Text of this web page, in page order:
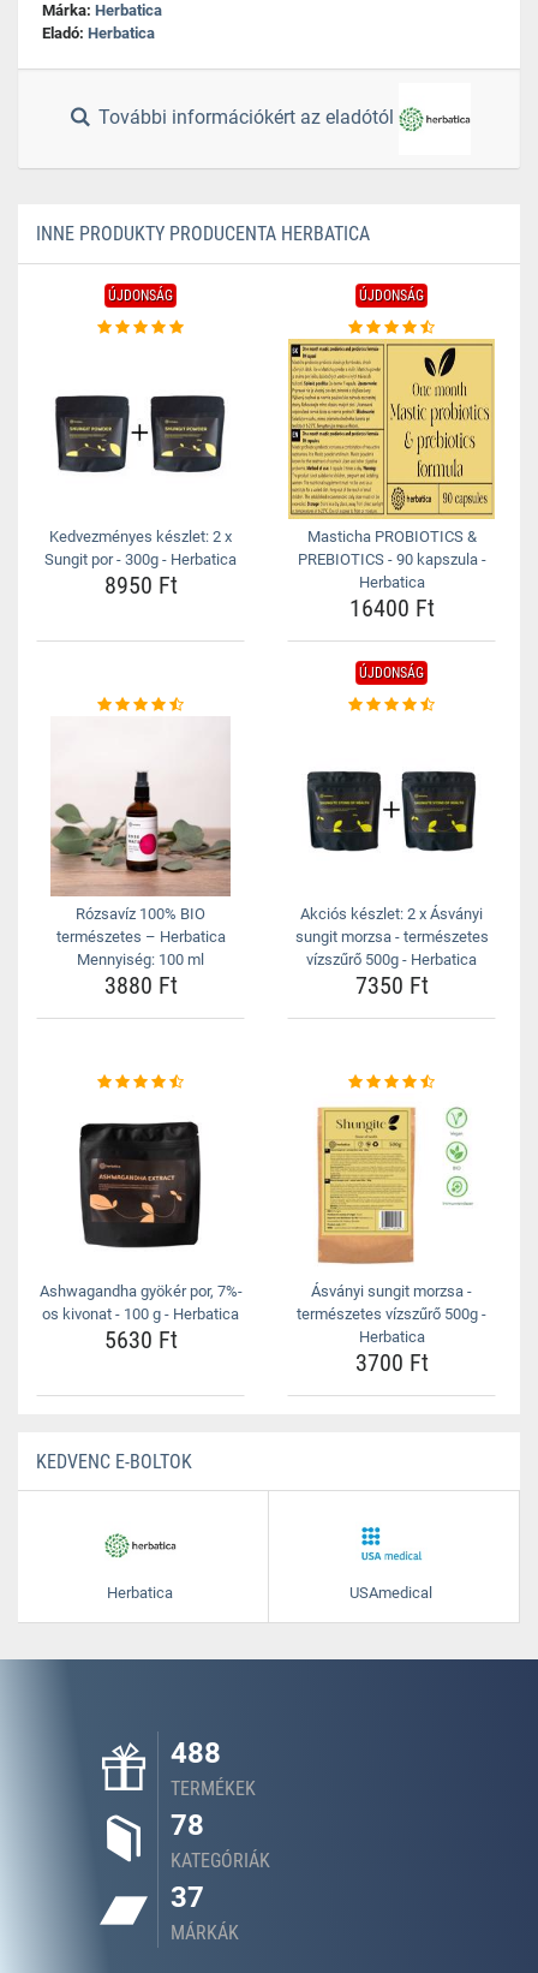
Márka: Herbatica
Eladó: Herbatica
További információkért az eladótól
INNE PRODUKTY PRODUCENTA HERBATICA
ÚJDONSÁG
Kedvezményes készlet: 2 x
Sungit por - 300g - Herbatica
8950 Ft
ÚJDONSÁG
Masticha PROBIOTICS &
PREBIOTICS - 90 kapszula -
Herbatica
16400 Ft
Rózsavíz 100% BIO
természetes – Herbatica
Mennyiség: 100 ml
3880 Ft
ÚJDONSÁG
Akciós készlet: 2 x Ásványi
sungit morzsa - természetes
vízszűrő 500g - Herbatica
7350 Ft
Ashwagandha gyökér por, 7%-
os kivonat - 100 g - Herbatica
5630 Ft
Ásványi sungit morzsa -
természetes vízszűrő 500g -
Herbatica
3700 Ft
KEDVENC E-BOLTOK
Herbatica USAmedical
488
TERMÉKEK
78
KATEGÓRIÁK
37
MÁRKÁK